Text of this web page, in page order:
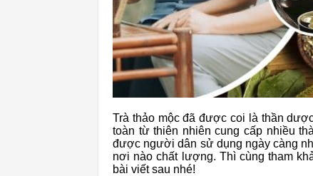
Trà thảo mộc đã được coi là thần
toàn từ thiên nhiên cung cấp nhiều
được người dân sử dụng ngày càng
nơi nào chất lượng. Thì cùng tham
bài viết sau nhé!